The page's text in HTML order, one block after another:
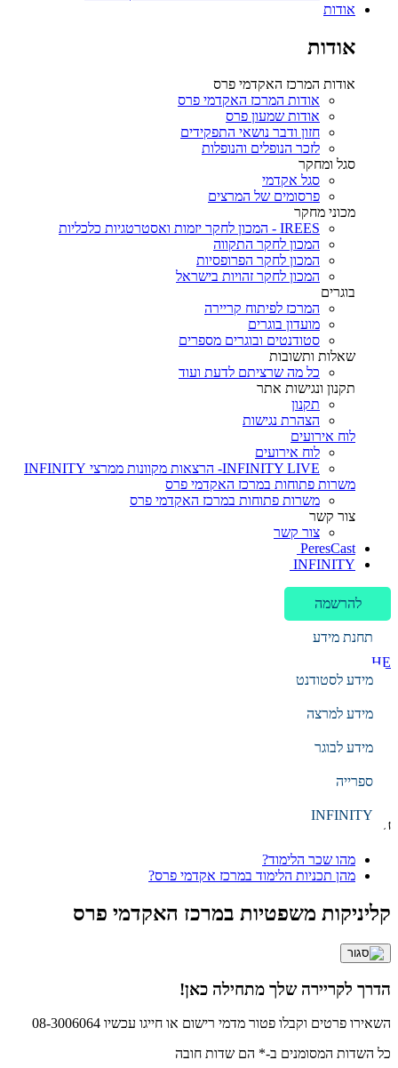
אודות
אודות
אודות המרכז האקדמי פרס
אודות המרכז האקדמי פרס
אודות שמעון פרס
חזון ודבר נושאי התפקידים
לזכר הנופלים והנופלות
סגל ומחקר
סגל אקדמי
פרסומים של המרצים
מכוני מחקר
IREES - המכון לחקר יזמות ואסטרטגיות כלכליות
המכון לחקר התקווה
המכון לחקר הפרופסיות
המכון לחקר זהויות בישראל
בוגרים
המרכז לפיתוח קריירה
מועדון בוגרים
סטודנטים ובוגרים מספרים
שאלות ותשובות
כל מה שרציתם לדעת ועוד
תקנון ונגישות אתר
תקנון
הצהרת נגישות
לוח אירועים
לוח אירועים
INFINITY LIVE- הרצאות מקוונות ממרצי INFINITY
משרות פתוחות במרכז האקדמי פרס
משרות פתוחות במרכז האקדמי פרס
צור קשר
צור קשר
PeresCast
INFINITY
להרשמה
תחנת מידע
מידע לסטודנט
מידע למרצה
מידע לבוגר
ספרייה
INFINITY
HE
עברית
חיפושים נפוצים
מהו שכר הלימוד?
מהן תכניות הלימוד במרכז אקדמי פרס?
קליניקות משפטיות במרכז האקדמי פרס
הדרך לקריירה שלך מתחילה כאן!
השאירו פרטים וקבלו פטור מדמי רישום או חייגו עכשיו 08-3006064
כל השדות המסומנים ב-* הם שדות חובה